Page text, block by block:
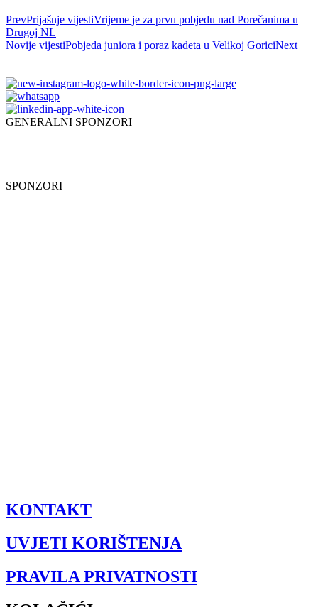
PrevPrijašnje vijestiVrijeme je za prvu pobjedu nad Porečanima u
Drugoj NL
Novije vijestiPobjeda juniora i poraz kadeta u Velikoj GoriciNext
GENERALNI SPONZORI
SPONZORI
KONTAKT
UVJETI KORIŠTENJA
PRAVILA PRIVATNOSTI